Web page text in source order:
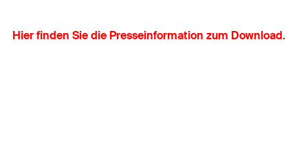
Hier finden Sie die Presseinformation zum Download.